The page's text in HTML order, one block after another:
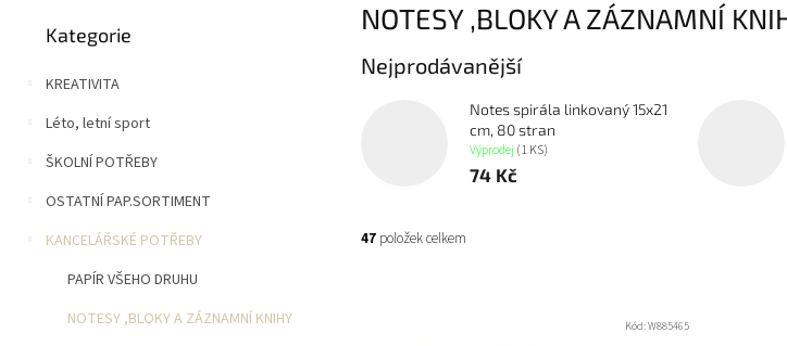
s
r
a
n
p
a
kategorie
Kategorie
KREATIVITA
Léto, letní sport
ŠKOLNÍ POTŘEBY
OSTATNÍ PAP.SORTIMENT
KANCELÁŘSKÉ POTŘEBY
PAPÍR VŠEHO DRUHU
NOTESY ,BLOKY A ZÁZNAMNÍ KNIHY
NOTESY ,BLOKY A ZÁZNAMNÍ
Nejprodávanější
Notes spirála linkovaný 15x21
cm, 80 stran
Výprodej (1 KS)
74 Kč
47 položek celkem
Kód:W885465